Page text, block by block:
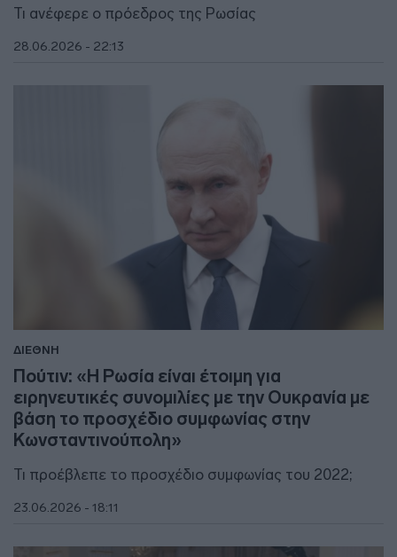
Τι ανέφερε ο πρόεδρος της Ρωσίας
28.06.2026 - 22:13
ΔΙΕΘΝΗ
Πούτιν: «Η Ρωσία είναι έτοιμη για
ειρηνευτικές συνομιλίες με την Ουκρανία με
βάση το προσχέδιο συμφωνίας στην
Κωνσταντινούπολη»
Τι προέβλεπε το προσχέδιο συμφωνίας του 2022;
23.06.2026 - 18:11